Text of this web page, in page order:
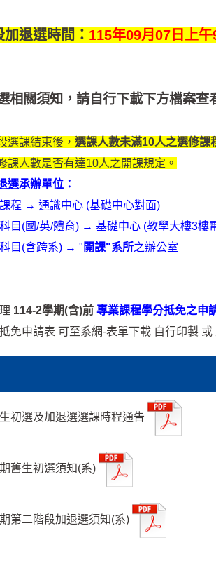
退選時間： 115年09月07日上
相關須知，請自行下載下方檔案查
選課結束後， 選課人數未滿10人之選修課
課人數是否有達10人之開課規定 。
選承辦單位：
程 → 通識中心 (基礎中心對面)
目(國/英/體育) → 基礎中心 (教學大樓3樓
目(含跨系) → " 開課"系所之辦公室
114-2學期(含)前 專業課程學分抵免之申
免申請表 可至系網-表單下載 自行印製
初選及加退選選課時程通告
舊生初選須知(系)
第二階段加退選須知(系)